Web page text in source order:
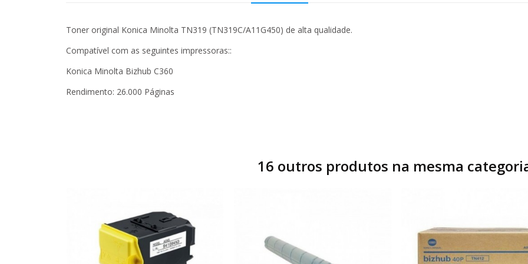
Toner original Konica Minolta TN319 (TN319C/A11G450) de alta qualidade.
Compatível com as seguintes impressoras::
Konica Minolta Bizhub C360
Rendimento: 26.000 Páginas
16 outros produtos na mesma